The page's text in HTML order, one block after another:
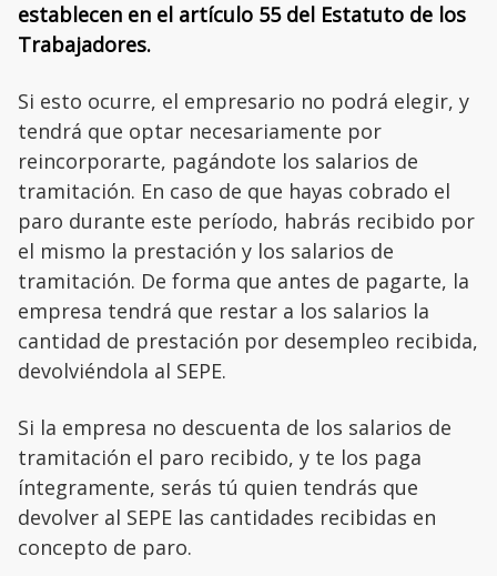
establecen en el artículo 55 del Estatuto de los
Trabajadores.
Si esto ocurre, el empresario no podrá elegir, y
tendrá que optar necesariamente por
reincorporarte, pagándote los salarios de
tramitación. En caso de que hayas cobrado el
paro durante este período, habrás recibido por
el mismo la prestación y los salarios de
tramitación. De forma que antes de pagarte, la
empresa tendrá que restar a los salarios la
cantidad de prestación por desempleo recibida,
devolviéndola al SEPE.
Si la empresa no descuenta de los salarios de
tramitación el paro recibido, y te los paga
íntegramente, serás tú quien tendrás que
devolver al SEPE las cantidades recibidas en
concepto de paro.